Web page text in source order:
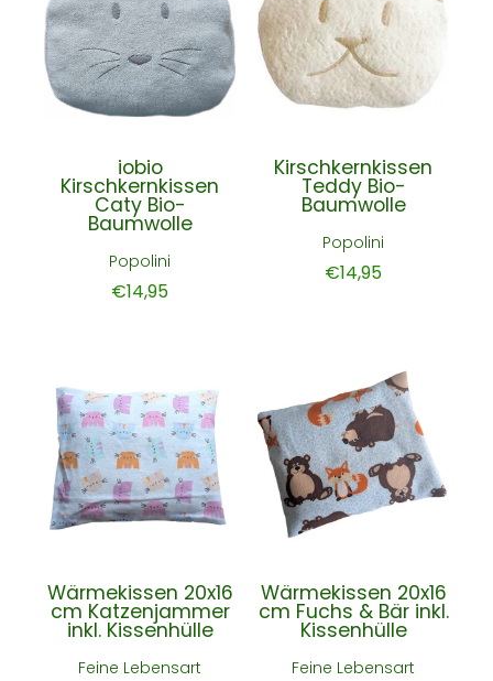
iobio
Kirschkernkissen
Caty Bio-
Baumwolle
Popolini
€14,95
Kirschkernkissen
Teddy Bio-
Baumwolle
Popolini
€14,95
Wärmekissen 20x16
cm Katzenjammer
inkl. Kissenhülle
Feine Lebensart
Wärmekissen 20x16
cm Fuchs & Bär inkl.
Kissenhülle
Feine Lebensart